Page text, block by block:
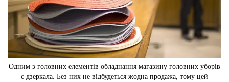
Одним з головних елементів обладнання магазину головних уборів
є дзеркала. Без них не відбудеться жодна продажа, тому цей